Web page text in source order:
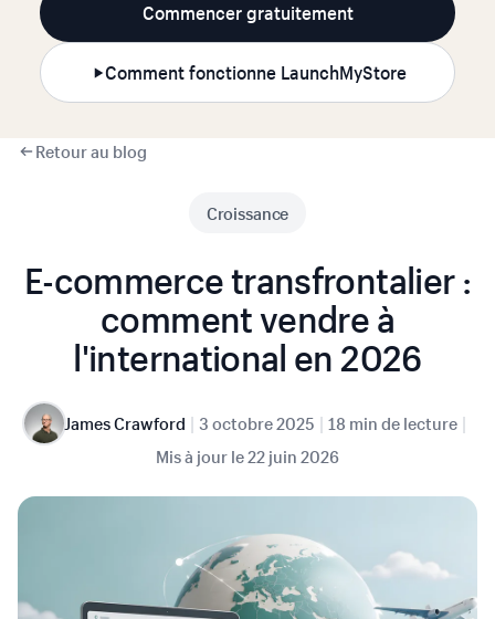
Commencer gratuitement
Comment fonctionne LaunchMyStore
Retour au blog
Croissance
E-commerce transfrontalier :
comment vendre à
l'international en 2026
James Crawford | 3 octobre 2025 | 18 min de lecture |
Mis à jour le22 juin 2026